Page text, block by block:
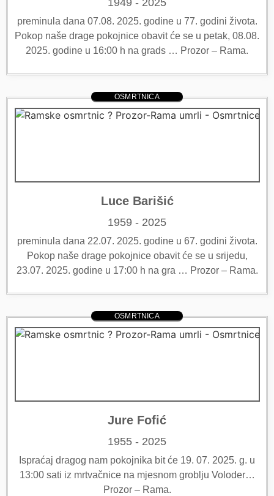
1949 - 2025
preminula dana 07.08. 2025. godine u 77. godini života.
Pokop naše drage pokojnice obavit će se u petak, 08.08.
2025. godine u 16:00 h na grads … Prozor – Rama.
OSMRTNICA
Luce Barišić
1959 - 2025
preminula dana 22.07. 2025. godine u 67. godini života.
Pokop naše drage pokojnice obavit će se u srijedu,
23.07. 2025. godine u 17:00 h na gra … Prozor – Rama.
OSMRTNICA
Jure Fofić
1955 - 2025
Ispraćaj dragog nam pokojnika bit će 19. 07. 2025. g. u
13:00 sati iz mrtvačnice na mjesnom groblju Voloder…
Prozor – Rama.